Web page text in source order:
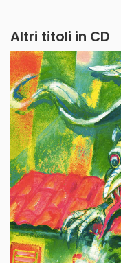
Altri titoli in CD